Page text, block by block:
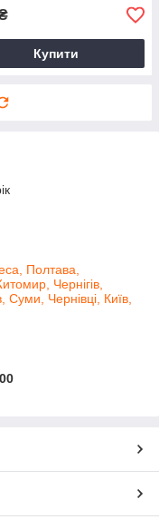
Купити
Полтава,
Чернігів,
Суми, Чернівці, Київ,